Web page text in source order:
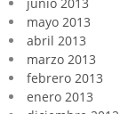
mayo 2013
abril 2013
marzo 2013
febrero 2013
enero 2013